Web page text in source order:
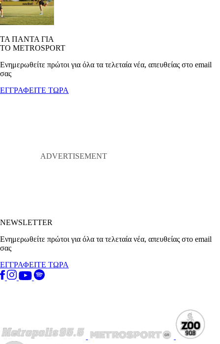
ΤΑ ΠΑΝΤΑ ΓΙΑ
ΤΟ METROSPORT
Ενημερωθείτε πρώτοι για όλα τα τελεταία νέα, απευθείας στο email
σας
ΕΓΓΡΑΦΕΙΤΕ ΤΩΡΑ
NEWSLETTER
Ενημερωθείτε πρώτοι για όλα τα τελεταία νέα, απευθείας στο email
σας
ΕΓΓΡΑΦΕΙΤΕ ΤΩΡΑ